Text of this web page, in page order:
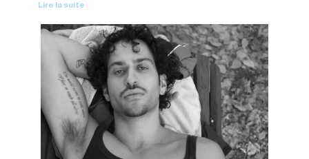
Lire la suite